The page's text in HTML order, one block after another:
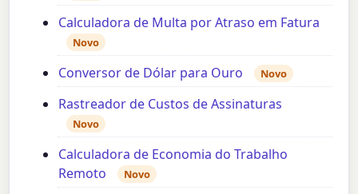
Calculadora de Multa por Atraso em Fatura
Novo
Conversor de Dólar para Ouro Novo
Rastreador de Custos de Assinaturas
Novo
Calculadora de Economia do Trabalho
Remoto
Novo